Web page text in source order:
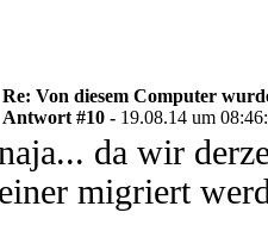
Re: Von diesem Computer
Antwort #10 - 19.08.14 um
da wir
einer migriert